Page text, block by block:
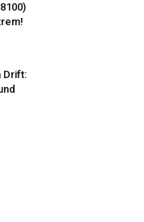
Drift: